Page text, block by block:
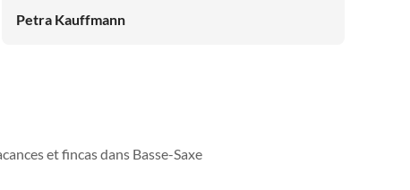
Petra Kauffmann
et fincas dans Basse-Saxe